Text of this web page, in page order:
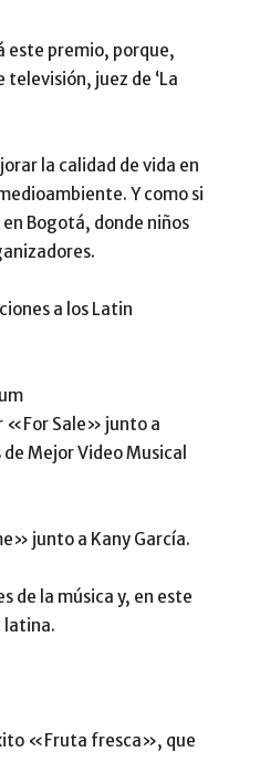
este premio, porque,
juez de ‘La
la calidad de vida en
Y como si
Bogotá, donde niños
a los Latin
«For Sale» junto a
Mejor Video Musical
junto a Kany García.
de la música y, en este
latina.
«Fruta fresca», que